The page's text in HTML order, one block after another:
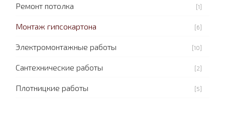
Ремонт потолка [1]
Монтаж гипсокартона [6]
Электромонтажные работы [10]
Сантехнические работы [2]
Плотницкие работы [5]